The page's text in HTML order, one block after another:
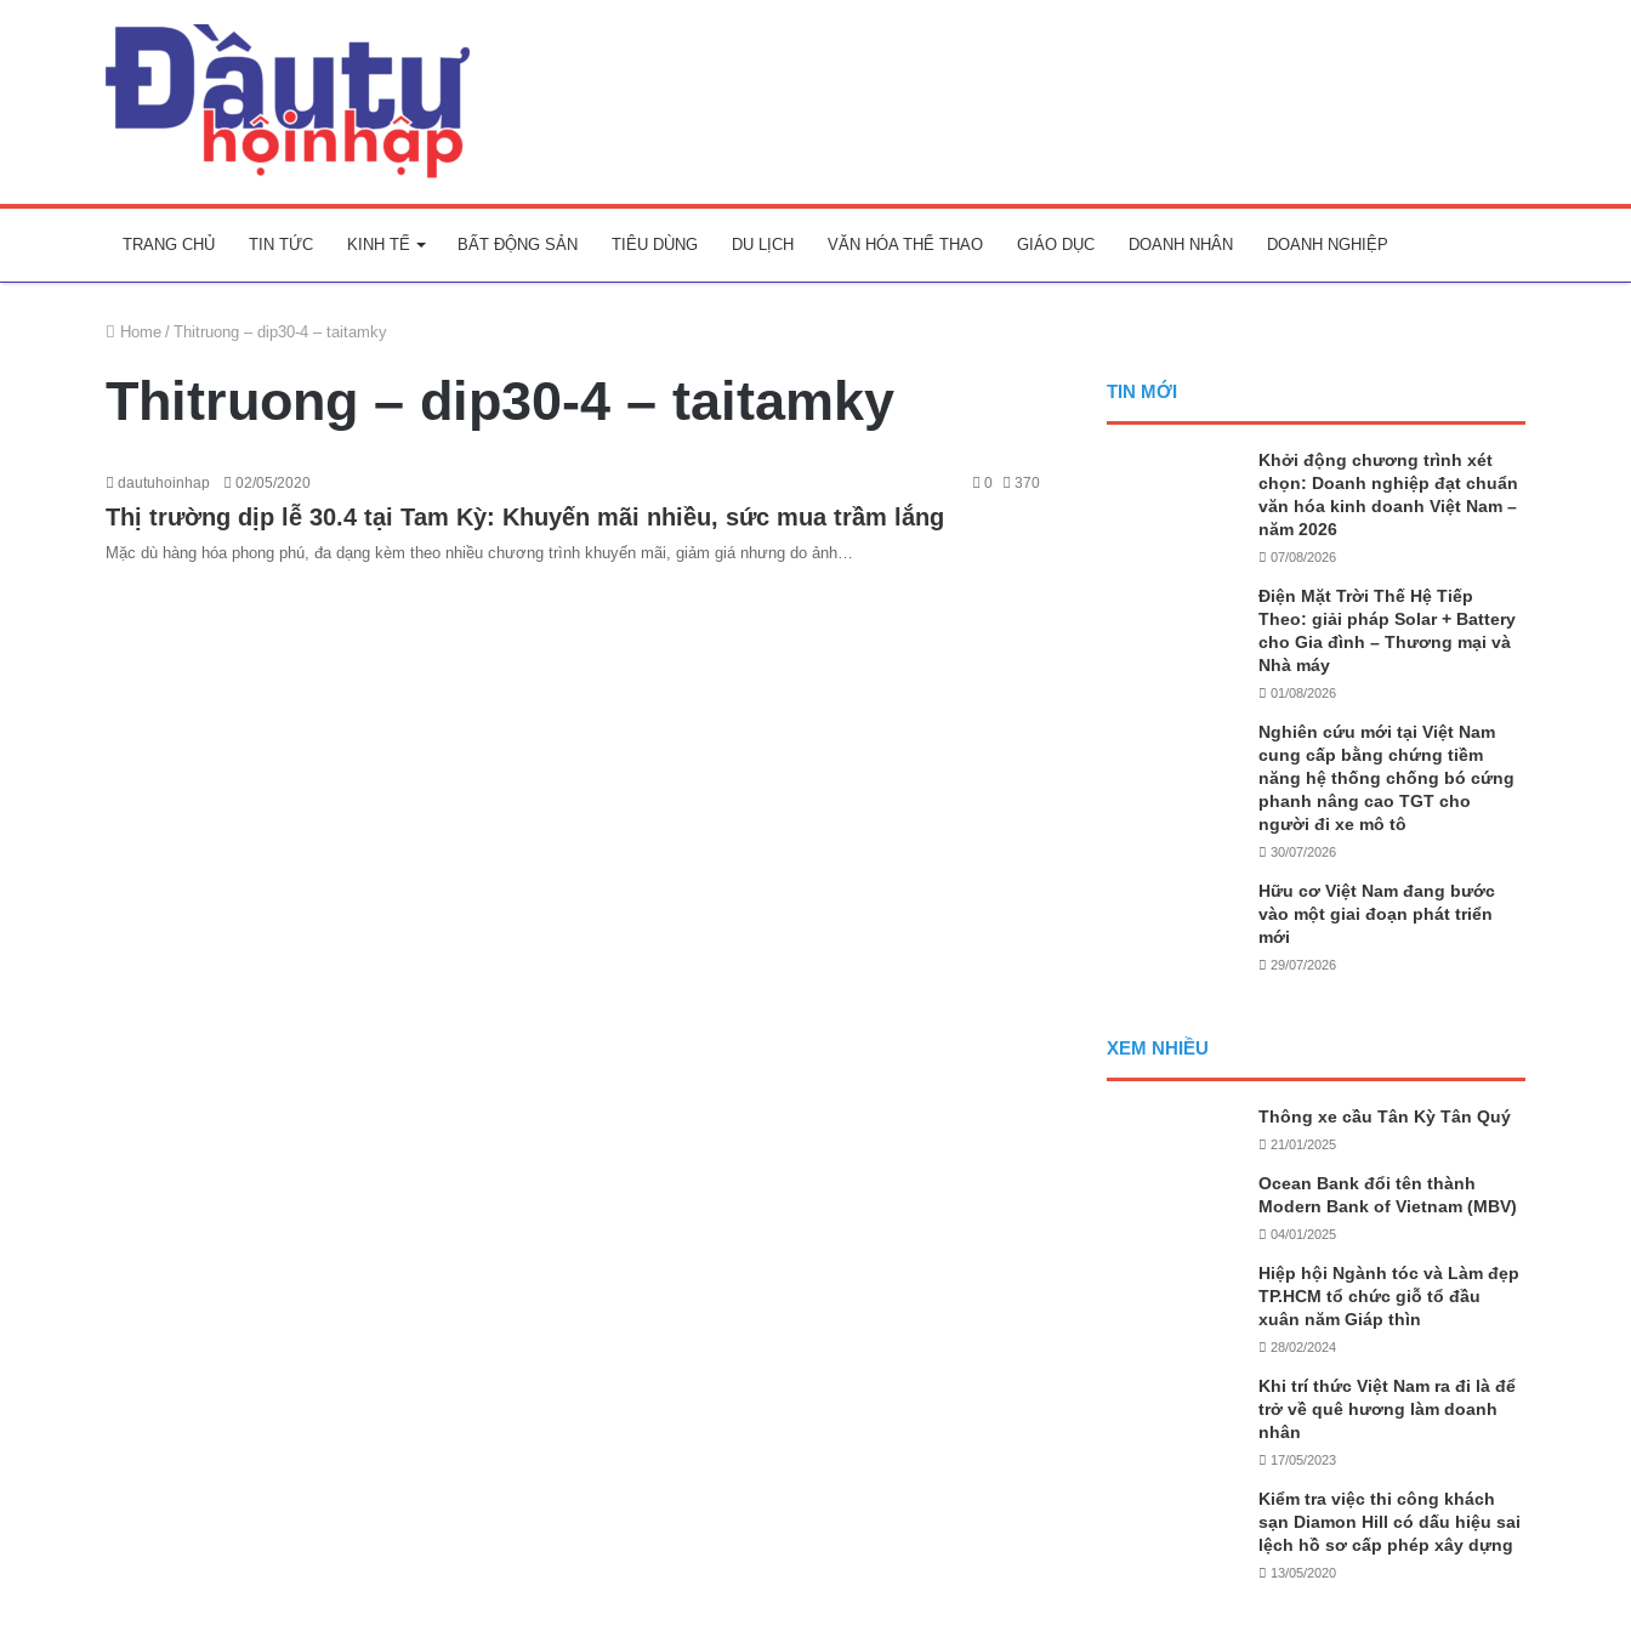
TRANG CHỦ TIN TỨC KINH TẾ BẤT ĐỘNG SẢN TIÊU DÙNG DU LỊCH VĂN HÓA THỂ THAO GIÁO DỤC DOANH NHÂN DOANH NGHIỆP
Home / Thitruong – dip30-4 – taitamky
Thitruong – dip30-4 – taitamky
dautuhoinhap 02/05/2020 0 370
Thị trường dịp lễ 30.4 tại Tam Kỳ: Khuyến mãi nhiều, sức mua trầm lắng
Mặc dù hàng hóa phong phú, đa dạng kèm theo nhiều chương trình khuyến mãi, giảm giá nhưng do ảnh…
TIN MỚI
Khởi động chương trình xét
chọn: Doanh nghiệp đạt chuẩn
văn hóa kinh doanh Việt Nam –
năm 2026
07/08/2026
Điện Mặt Trời Thế Hệ Tiếp
Theo: giải pháp Solar + Battery
cho Gia đình – Thương mại và
Nhà máy
01/08/2026
Nghiên cứu mới tại Việt Nam
cung cấp bằng chứng tiềm
năng hệ thống chống bó cứng
phanh nâng cao TGT cho
người đi xe mô tô
30/07/2026
Hữu cơ Việt Nam đang bước
vào một giai đoạn phát triển
mới
29/07/2026
XEM NHIỀU
Thông xe cầu Tân Kỳ Tân Quý
21/01/2025
Ocean Bank đổi tên thành
Modern Bank of Vietnam (MBV)
04/01/2025
Hiệp hội Ngành tóc và Làm đẹp
TP.HCM tổ chức giỗ tổ đầu
xuân năm Giáp thìn
28/02/2024
Khi trí thức Việt Nam ra đi là để
trở về quê hương làm doanh
nhân
17/05/2023
Kiểm tra việc thi công khách
sạn Diamon Hill có dấu hiệu sai
lệch hồ sơ cấp phép xây dựng
13/05/2020